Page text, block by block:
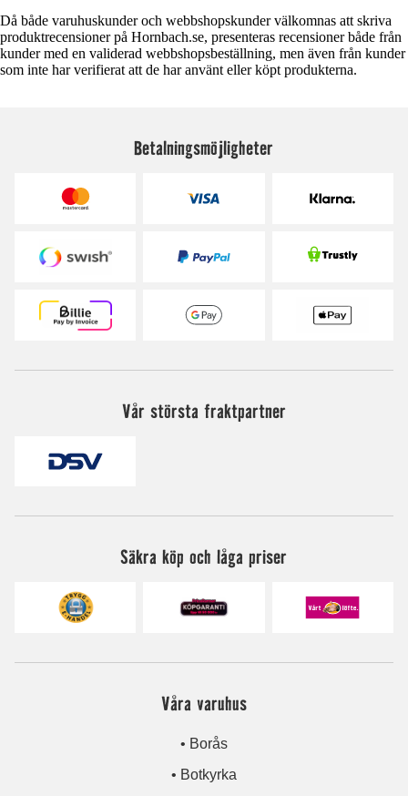
Då både varuhuskunder och webbshopskunder välkomnas att skriva
produktrecensioner på Hornbach.se, presenteras recensioner både från
kunder med en validerad webbshopsbeställning, men även från kunder
som inte har verifierat att de har använt eller köpt produkterna.
Betalningsmöjligheter
Vår största fraktpartner
Säkra köp och låga priser
Våra varuhus
• Borås
• Botkyrka